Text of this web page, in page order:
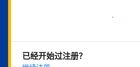
立即开始
已经开始过注册？